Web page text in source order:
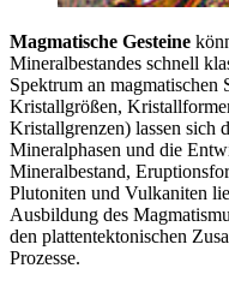
Magmatische Gesteine
Mineralbestandes schnell
Spektrum an
Kristallgrößen,
Kristallgrenzen) lassen sich
Mineralphasen und die
Mineralbestand,
Plutoniten und Vulkaniten
Ausbildung des
den plattentektonischen
Prozesse.